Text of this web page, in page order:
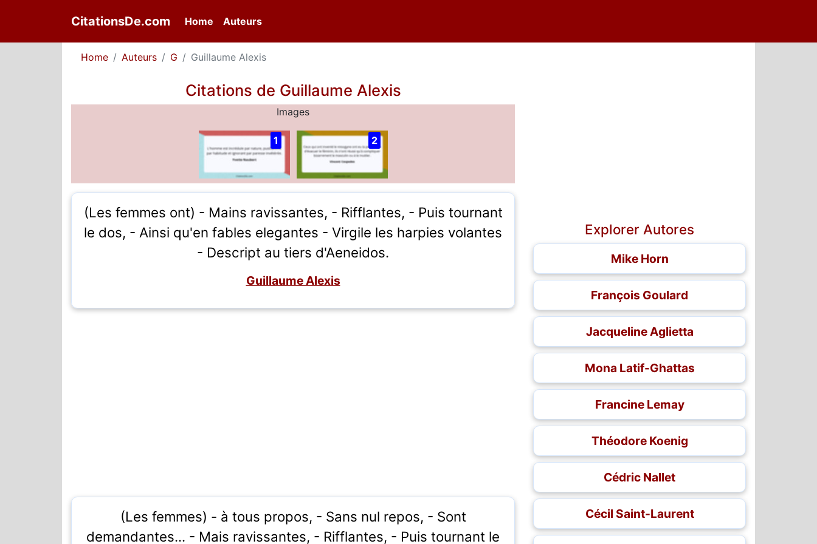
CitationsDe.com Home (current)
Auteurs
Home Auteurs G Guillaume Alexis
Citations de Guillaume Alexis
Images
1 2
(Les femmes ont) - Mains ravissantes, - Rifflantes, - Puis tournant
le dos, - Ainsi qu'en fables elegantes - Virgile les harpies volantes
- Descript au tiers d'Aeneidos.
Guillaume Alexis
(Les femmes) - à tous propos, - Sans nul repos, - Sont
demandantes... - Mais ravissantes, - Rifflantes, - Puis tournant le
Explorer Autores
Mike Horn
François Goulard
Jacqueline Aglietta
Mona Latif-Ghattas
Francine Lemay
Théodore Koenig
Cédric Nallet
Cécil Saint-Laurent